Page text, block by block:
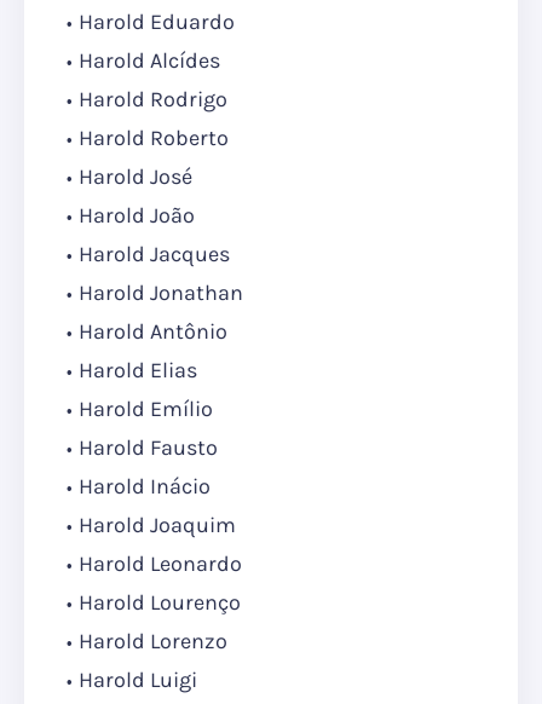
Harold Eduardo
Harold Alcídes
Harold Rodrigo
Harold Roberto
Harold José
Harold João
Harold Jacques
Harold Jonathan
Harold Antônio
Harold Elias
Harold Emílio
Harold Fausto
Harold Inácio
Harold Joaquim
Harold Leonardo
Harold Lourenço
Harold Lorenzo
Harold Luigi